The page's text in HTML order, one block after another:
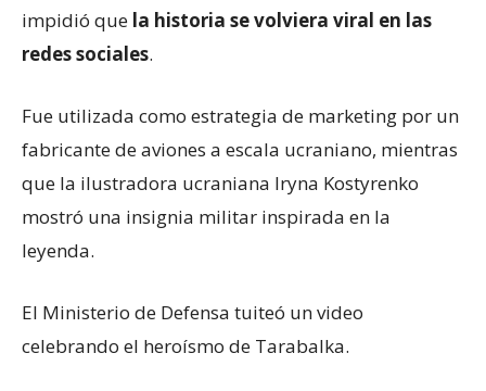
impidió que la historia se volviera viral en las
redes sociales.
Fue utilizada como estrategia de marketing por un
fabricante de aviones a escala ucraniano, mientras
que la ilustradora ucraniana Iryna Kostyrenko
mostró una insignia militar inspirada en la
leyenda.
El Ministerio de Defensa tuiteó un video
celebrando el heroísmo de Tarabalka.